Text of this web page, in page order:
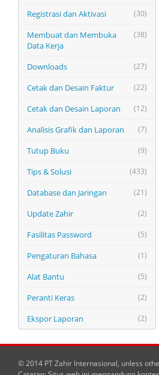
(30)
Registrasi dan Aktivasi
(38)
Membuat dan Membuka
Data Kerja
(27)
Downloads
(22)
Cetak dan Desain Faktur
(12)
Cetak dan Desain Laporan
(7)
Analisis Grafik dan Laporan
(9)
Tutup Buku
(433)
Tips & Solusi
(21)
Database dan Jaringan
(2)
Update Zahir
(5)
Fasilitas Password
(1)
Pengaturan Bahasa
(5)
Alat Bantu
(2)
Peranti Keras
(2)
Ekspor Laporan
© 2014 PT Zahir Internasional, unless